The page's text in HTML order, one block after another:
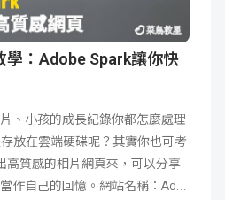
學：Adobe Spark讓你快
、小孩的成長紀錄你都怎麼處理
放在雲端硬碟呢？其實你也可考
高質感的相片網頁來，可以分享
作自己的回憶。網站名稱：Ad